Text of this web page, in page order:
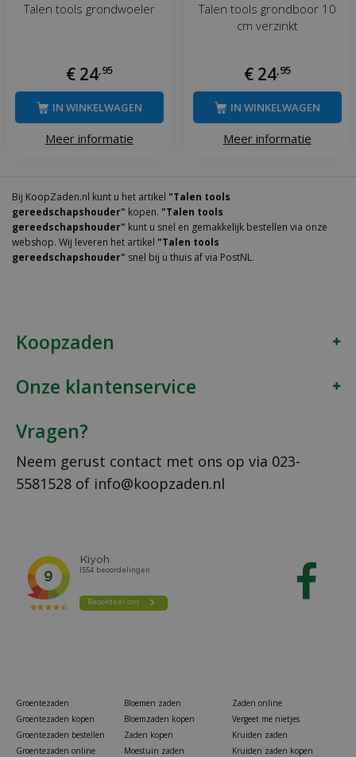
Talen tools grondwoeler
€ 24,95
Meer informatie
IN WINKELWAGEN
Talen tools grondboor 10
cm verzinkt
€ 24,95
Meer informatie
IN WINKELWAGEN
Bij KoopZaden.nl kunt u het artikel "Talen tools
gereedschapshouder" kopen. "Talen tools
gereedschapshouder" kunt u snel en gemakkelijk bestellen via onze
webshop. Wij leveren het artikel "Talen tools
gereedschapshouder" snel bij u thuis af via PostNL.
Koopzaden
Onze klantenservice
Vragen?
Neem gerust contact met ons op via 023-
5581528 of info@koopzaden.nl
Groentezaden
Groentezaden kopen
Groentezaden bestellen
Groentezaden online
Bloemen zaden
Bloemzaden kopen
Zaden kopen
Moestuin zaden
Zaden online
Vergeet me nietjes
Kruiden zaden
Kruiden zaden kopen